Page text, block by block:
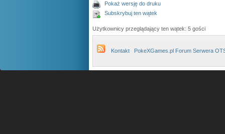
Pokaż wersję do druku
Subskrybuj ten wątek
Użytkownicy przeglądający ten wątek: 5 gości
Kontakt PokeXGames.pl Forum Serwera